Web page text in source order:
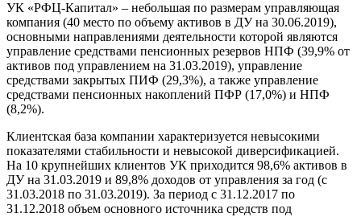
УК «РФЦ-Капитал» – небольшая по размерам управляющая
компания (40 место по объему активов в ДУ на 30.06.2019),
основными направлениями деятельности которой являются
управление средствами пенсионных резервов НПФ (39,9% от
активов под управлением на 31.03.2019), управление
средствами закрытых ПИФ (29,3%), а также управление
средствами пенсионных накоплений ПФР (17,0%) и НПФ
(8,2%).
Клиентская база компании характеризуется невысокими
показателями стабильности и невысокой диверсификацией.
На 10 крупнейших клиентов УК приходится 98,6% активов в
ДУ на 31.03.2019 и 89,8% доходов от управления за год (с
31.03.2018 по 31.03.2019). За период с 31.12.2017 по
31.12.2018 объем основного источника средств под